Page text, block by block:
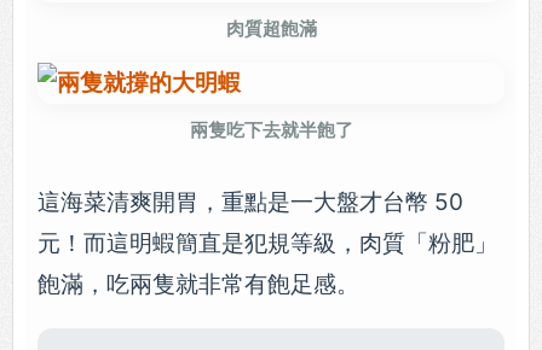
肉質超飽滿
兩隻吃下去就半飽了
這海菜清爽開胃，重點是一大盤才台幣 50
元！而這明蝦簡直是犯規等級，肉質「粉肥」
飽滿，吃兩隻就非常有飽足感。